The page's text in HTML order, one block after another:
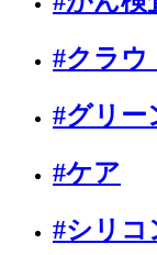
#クラウ
#グリー
#ケア
#シリコ